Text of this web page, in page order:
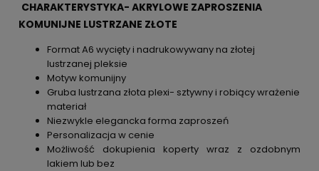
CHARAKTERYSTYKA- AKRYLOWE ZAPROSZENIA
KOMUNIJNE LUSTRZANE ZŁOTE
Format A6 wycięty i nadrukowywany na złotej
lustrzanej pleksie
Motyw komunijny
Gruba lustrzana złota plexi- sztywny i robiący wrażenie
materiał
Niezwykle elegancka forma zaproszeń
Personalizacja w cenie
Możliwość dokupienia koperty wraz z ozdobnym
lakiem lub bez